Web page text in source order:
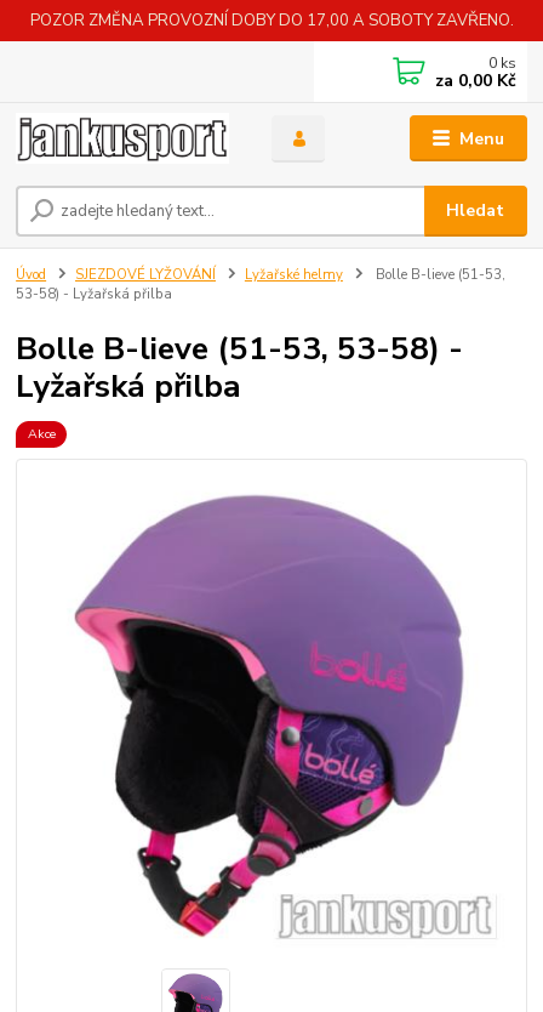
POZOR ZMĚNA PROVOZNÍ DOBY DO 17,00 A SOBOTY ZAVŘENO.
Menu
Hledat
0 ks
za 0,00 Kč
Úvod SJEZDOVÉ LYŽOVÁNÍ Lyžařské helmy
Bolle B-lieve (51-53,
53-58) - Lyžařská přilba
Bolle B-lieve (51-53, 53-58) -
Lyžařská přilba
Akce